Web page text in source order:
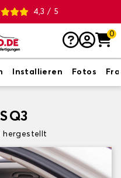
4,3 / 5
0
Installieren Fotos
Q3
hergestellt